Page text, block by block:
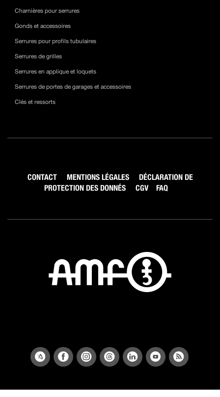
Charnières pour serrures
Gonds et accessoires
Serrures pour profils tubulaires
Serrures de grilles
Serrures en applique et loquets
Serrures de portes de garages et accessoires
Clés et ressorts
CONTACT MENTIONS LÉGALES
DÉCLARATION DE
PROTECTION DES DONNÉS
CGV FAQ